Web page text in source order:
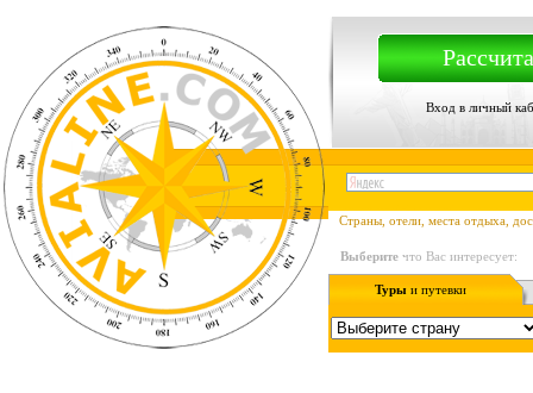
Вход в личный
Страны, отели, места отдыха,
Выберите что Вас интересует:
Туры и путевки